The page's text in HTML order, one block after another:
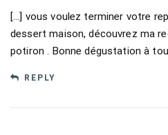
[…] vous voulez terminer votre
dessert maison, découvrez ma
potiron . Bonne dégustation à
REPLY